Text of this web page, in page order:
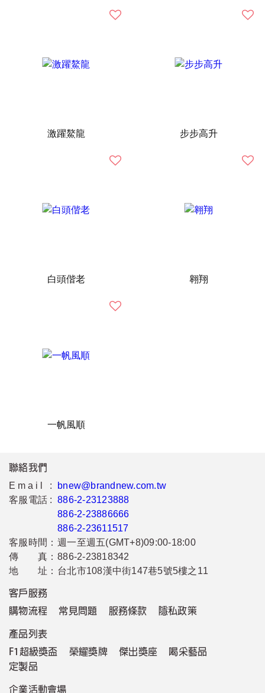
激躍鰲龍 步步高升
白頭偕老 翱翔
一帆風順
聯絡我們
Email :
bnew@brandnew.com.tw
客服電話 : 886-2-23123888
886-2-23886666
886-2-23611517
客服時間： 週一至週五(GMT+8)09:00-18:00
傳 真： 886-2-23818342
地 址： 台北市108漢中街147巷5號5樓之11
客戶服務
購物流程
常見問題 服務條款 隱私政策
產品列表
F1超級獎盃
榮耀獎牌 傑出獎座
喝采藝品
定製品
企業活動會場